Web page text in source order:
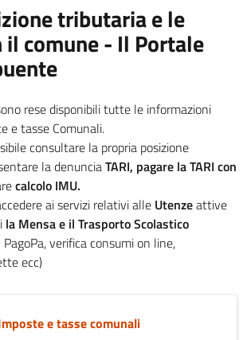
tributaria e le
il comune - Il Portale
rese disponibili tutte le informazioni
e tasse Comunali.
consultare la propria posizione
la denunciaTARI, pagare la TARI con
calcolo IMU.
ai servizi relativi alle Utenzeattive
la Mensa e il Trasporto Scolastico
verifica consumi on line,
ecc)
e tasse comunali